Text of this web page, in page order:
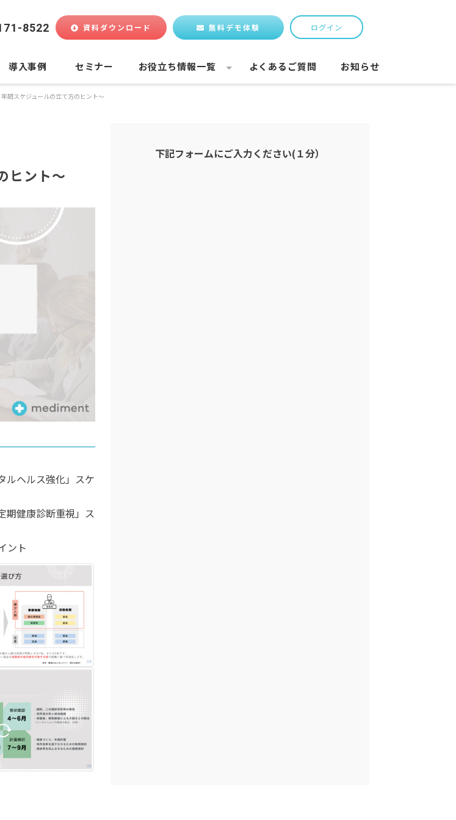
8522 資料ダウンロード 無料デモ体験 ログイン
導入事例 セミナー お役立ち情報一覧 よくあるご質問 お知らせ
間スケジュールの立て方のヒント～
ヒント～
ルヘルス強化」スケ
期健康診断重視」ス
ント
下記フォームにご入力ください(１分）